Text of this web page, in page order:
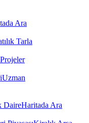
Ara
Tarla
Uzman
DaireHaritada Ara